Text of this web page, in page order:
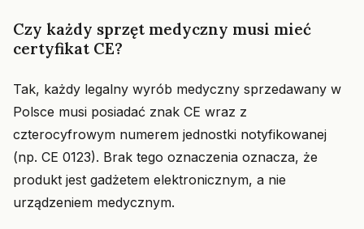
Czy każdy sprzęt medyczny musi mieć
certyfikat CE?
Tak, każdy legalny wyrób medyczny sprzedawany w
Polsce musi posiadać znak CE wraz z
czterocyfrowym numerem jednostki notyfikowanej
(np. CE 0123). Brak tego oznaczenia oznacza, że
produkt jest gadżetem elektronicznym, a nie
urządzeniem medycznym.